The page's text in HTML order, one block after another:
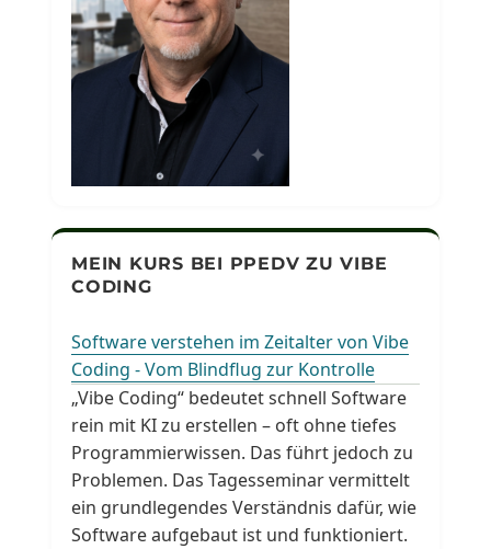
MEIN KURS BEI PPEDV ZU VIBE
CODING
Software verstehen im Zeitalter von Vibe
Coding - Vom Blindflug zur Kontrolle
„Vibe Coding“ bedeutet schnell Software
rein mit KI zu erstellen – oft ohne tiefes
Programmierwissen. Das führt jedoch zu
Problemen. Das Tagesseminar vermittelt
ein grundlegendes Verständnis dafür, wie
Software aufgebaut ist und funktioniert.